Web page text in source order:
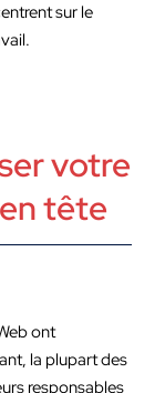
sur le
votre
tête
ont
la plupart des
responsables